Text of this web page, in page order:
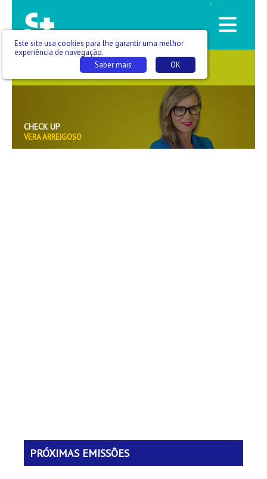
/
SAÚDE QUE SE VÊ
CHECK UP
VERA ARREIGOSO
PRÓXIMAS EMISSÕES
Este site usa cookies para lhe garantir uma melhor
experiência de navegação.
OK
Saber mais